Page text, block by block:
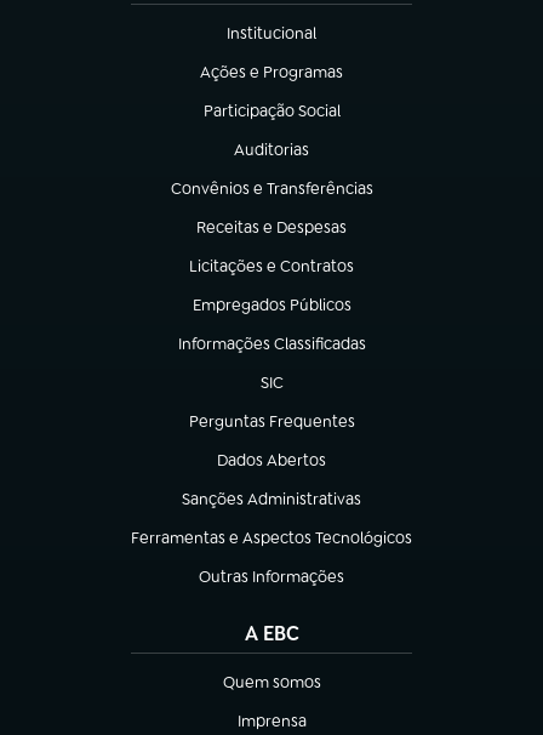
Institucional
(abre em nova aba)
Ações e Programas
(abre em nova aba)
Participação Social
(abre em nova aba)
Auditorias
(abre em nova aba)
Convênios e Transferências
(abre em nova aba)
Receitas e Despesas
(abre em nova aba)
Licitações e Contratos
(abre em nova aba)
Empregados Públicos
(abre em nova aba)
Informações Classificadas
(abre em nova aba)
SIC
(abre em nova aba)
Perguntas Frequentes
(abre em nova aba)
Dados Abertos
(abre em nova aba)
Sanções Administrativas
(abre em nova aba)
Ferramentas e Aspectos Tecnológicos
(abre em nova aba)
Outras Informações
(abre em nova aba)
A EBC
Quem somos
(abre em nova aba)
Imprensa
(abre em nova aba)